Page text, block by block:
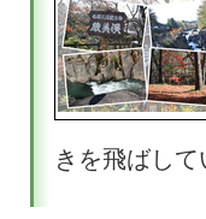
きを飛ばし